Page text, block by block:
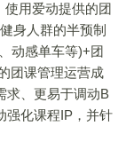
使用爱动提供的团
身人群的半预制
动感单车等)+团
团课管理运营成
求、更易于调动B
强化课程IP，并针